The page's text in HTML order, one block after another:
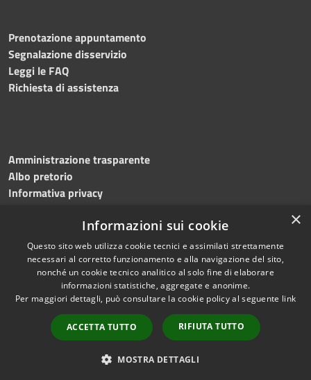
Prenotazione appuntamento
Segnalazione disservizio
Leggi le FAQ
Richiesta di assistenza
Amministrazione trasparente
Albo pretorio
Informativa privacy
Dichiarazione di accessibilità Meccanismo di feedback
RSS
Accessibilità
Copyright © 2026 • Comune di
Bitonto • Powered by
Municipium•
Accesso
redazione
×
Informazioni sui cookie
Questo sito web utilizza cookie tecnici e assimilati strettamente
necessari al corretto funzionamento e alla navigazione del sito,
nonché un cookie tecnico analitico al solo fine di elaborare
informazioni statistiche, aggregate e anonime.
Per maggiori dettagli, può consultare la cookie policy al seguente link
ACCETTA TUTTO RIFIUTA TUTTO
MOSTRA DETTAGLI